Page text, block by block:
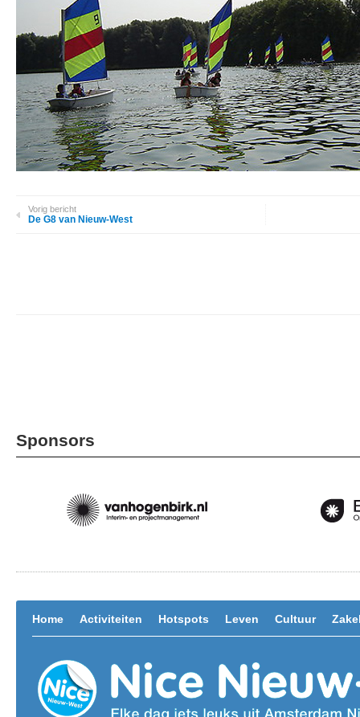
Vorig bericht
De G8 van Nieuw-West
Sponsors
Home Activiteiten Hotspots Leven Cultuur